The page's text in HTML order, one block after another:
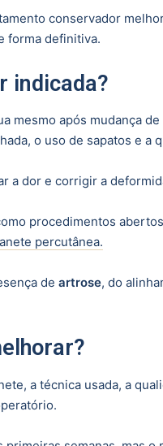
conservador
forma definitiva.
indicada?
mesmo após mudança
o uso de sapatos e a
a dor e corrigir a
procedimentos
percutânea.
de artrose, do
a técnica usada, a